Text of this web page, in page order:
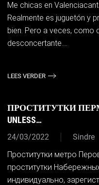
Me chicas en
Realmente es juguetón y
bien. Pero a veces, como
desconcertante....
LEES VERDER
ПРОСТИТУТКИ ПЕРМИ
UNLESS…
24/03/2022 Sindre
Проститутки метро
проститутки
индивидуально,